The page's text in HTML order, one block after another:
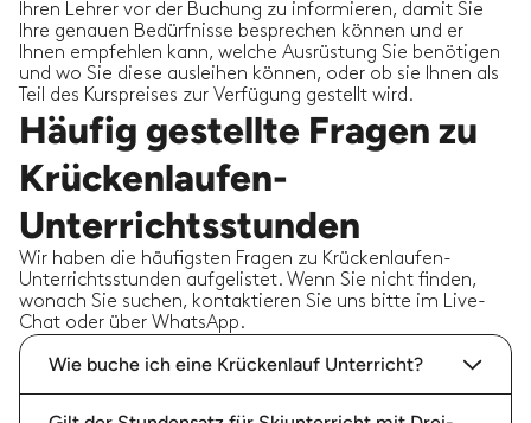
Ihren Lehrer vor der Buchung zu informieren, damit Sie
Ihre genauen Bedürfnisse besprechen können und er
Ihnen empfehlen kann, welche Ausrüstung Sie benötigen
und wo Sie diese ausleihen können, oder ob sie Ihnen als
Teil des Kurspreises zur Verfügung gestellt wird.
Häufig gestellte Fragen zu
Krückenlaufen-
Unterrichtsstunden
Wir haben die häufigsten Fragen zu Krückenlaufen-
Unterrichtsstunden aufgelistet. Wenn Sie nicht finden,
wonach Sie suchen, kontaktieren Sie uns bitte im Live-
Chat oder über WhatsApp.
Wie buche ich eine Krückenlauf Unterricht?